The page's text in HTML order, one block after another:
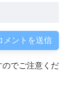
のでご注意くだ